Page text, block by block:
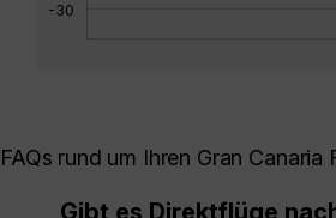
-30
FAQs rund um Ihren Gran Canaria